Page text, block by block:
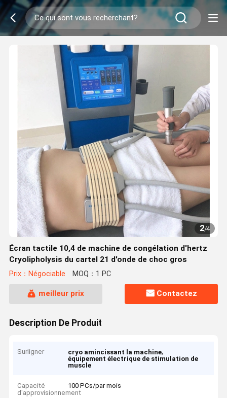
2/4
Écran tactile 10,4 de machine de congélation d'hertz
Cryolipholysis du cartel 21 d'onde de choc gros
Prix：Négociable MOQ：1 PC
meilleur prix Contactez
Description De Produit
Surligner cryo amincissant la machine,
équipement électrique de stimulation de
muscle
Capacité
d'approvisionnement
100 PCs/par mois